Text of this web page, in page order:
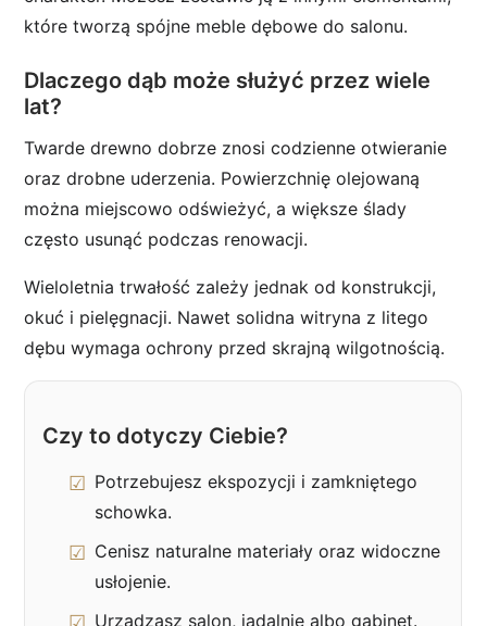
które tworzą spójne meble dębowe do salonu.
Dlaczego dąb może służyć przez wiele
lat?
Twarde drewno dobrze znosi codzienne otwieranie
oraz drobne uderzenia. Powierzchnię olejowaną
można miejscowo odświeżyć, a większe ślady
często usunąć podczas renowacji.
Wieloletnia trwałość zależy jednak od konstrukcji,
okuć i pielęgnacji. Nawet solidna witryna z litego
dębu wymaga ochrony przed skrajną wilgotnością.
Czy to dotyczy Ciebie?
Potrzebujesz ekspozycji i zamkniętego
schowka.
Cenisz naturalne materiały oraz widoczne
usłojenie.
Urządzasz salon, jadalnię albo gabinet.